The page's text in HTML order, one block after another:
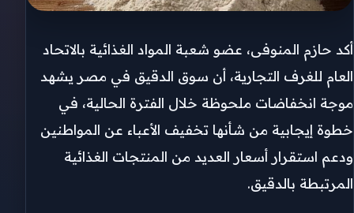
أكد حازم المنوفى، عضو شعبة المواد الغذائية بالاتحاد
العام للغرف التجارية، أن سوق الدقيق في مصر يشهد
موجة انخفاضات ملحوظة خلال الفترة الحالية، في
خطوة إيجابية من شأنها تخفيف الأعباء عن المواطنين
ودعم استقرار أسعار العديد من المنتجات الغذائية
المرتبطة بالدقيق.